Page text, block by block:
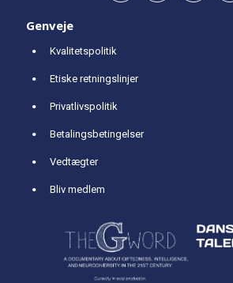
Genveje
Kvalitetspolitik
Etiske retningslinjer
Privatlivspolitik
Betalingsbetingelser
Vedtægter
Bliv medlem